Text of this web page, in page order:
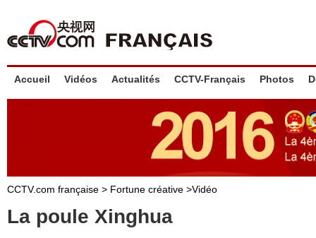
Accueil Vidéos Actualités CCTV-Français Photos
CCTV.com française > Fortune créative >Vidéo
La poule Xinghua